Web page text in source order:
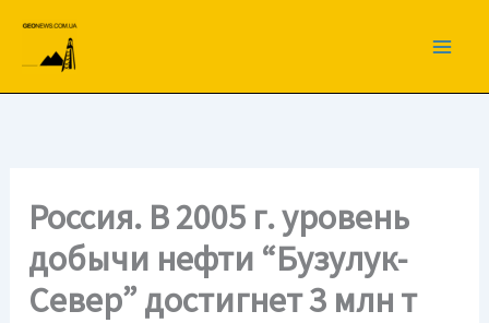
вмісту
Россия. В 2005 г. уровень
добычи нефти “Бузулук-
Север” достигнет 3 млн т